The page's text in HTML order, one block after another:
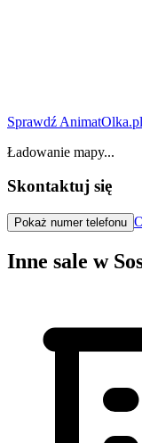
Sprawdź AnimatOlka.pl
Ładowanie mapy...
Skontaktuj się
Pokaż numer telefonu
Inne sale w